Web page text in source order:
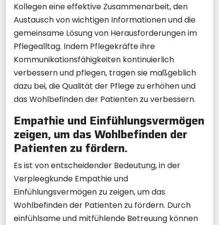
Kollegen eine effektive Zusammenarbeit, den
Austausch von wichtigen Informationen und die
gemeinsame Lösung von Herausforderungen im
Pflegealltag. Indem Pflegekräfte ihre
Kommunikationsfähigkeiten kontinuierlich
verbessern und pflegen, tragen sie maßgeblich
dazu bei, die Qualität der Pflege zu erhöhen und
das Wohlbefinden der Patienten zu verbessern.
Empathie und Einfühlungsvermögen
zeigen, um das Wohlbefinden der
Patienten zu fördern.
Es ist von entscheidender Bedeutung, in der
Verpleegkunde Empathie und
Einfühlungsvermögen zu zeigen, um das
Wohlbefinden der Patienten zu fördern. Durch
einfühlsame und mitfühlende Betreuung können